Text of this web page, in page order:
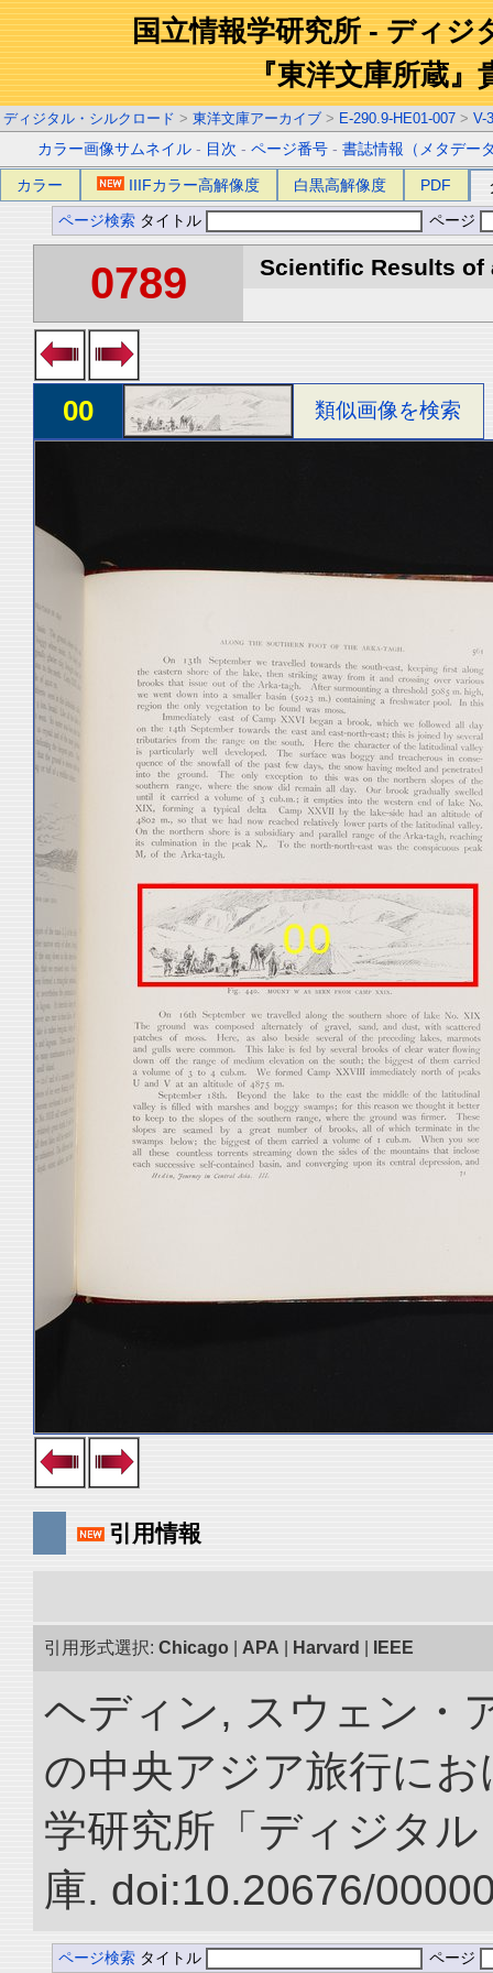
国立情報学研究所 - ディジ
『東洋文庫所蔵』
ディジタル・シルクロード > 東洋文庫アーカイブ > E-290.9-HE01-007 > V-3
カラー画像サムネイル - 目次 -ページ番号 -書誌情報（メタデー
カラー IIIFカラー高解像度 白黒高解像度 PDF
ページ検索 タイトル ページ
0789 Scientific Results of
00 類似画像を検索
引用情報
引用形式選択: Chicago APA Harvard IEEE
ヘディン, スウェン・
の中央アジア旅行にお
学研究所「ディジタ
庫. doi:10.20676/
ページ検索 タイトル ページ